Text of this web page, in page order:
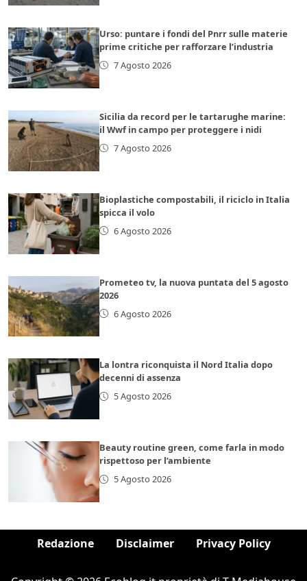
Urso: puntare i fondi del Pnrr sulle materie
prime critiche per rafforzare l’industria
7 Agosto 2026
Sicilia da record per le tartarughe marine:
il Wwf in campo per proteggere i nidi
7 Agosto 2026
Bioplastiche compostabili, il riciclo in Italia
spicca il volo
6 Agosto 2026
Prometeo tv, la nuova puntata del 5 agosto
2026
6 Agosto 2026
La lontra riconquista il Nord Italia dopo
decenni di assenza
5 Agosto 2026
Beauty routine green, come farla in modo
rispettoso per l’ambiente
5 Agosto 2026
Redazione Disclaimer Privacy Policy